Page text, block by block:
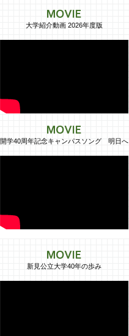
大学紹介動画 2026年度版
開学40周年記念キャンパスソング 明日へ
新見公立大学40年の歩み